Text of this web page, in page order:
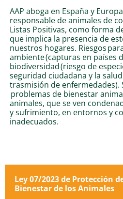
AAP aboga en España y
responsable de animales de
Listas Positivas, como forma
que implica la presencia de
nuestros hogares. Riesgos
ambiente(capturas en países
biodiversidad(riesgo de
seguridad ciudadana y la
trasmisión de enfermedades).
problemas de bienestar
animales, quese ven
y sufrimiento, en entornos y
inadecuados.
Ley 07/2023 de Protección
Bienestar de los Animales